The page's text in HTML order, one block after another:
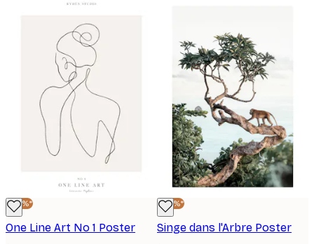
-40%*
One Line Art No 1 Poster
-40%*
Singe dans l'Arbre Poster